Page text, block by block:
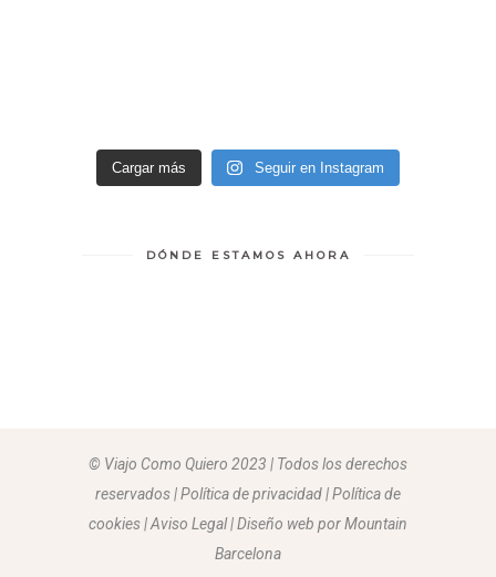
Cargar más Seguir en Instagram
DÓNDE ESTAMOS AHORA
© Viajo Como Quiero 2023 | Todos los derechos
reservados | Política de privacidad | Política de
cookies | Aviso Legal |Diseño web por Mountain
Barcelona